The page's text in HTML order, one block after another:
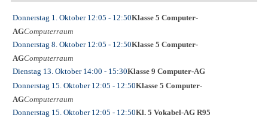
Donnerstag 1. Oktober12:05 - 12:50Klasse 5 Computer-
AGComputerraum
Donnerstag 8. Oktober12:05 - 12:50Klasse 5 Computer-
AGComputerraum
Dienstag 13. Oktober14:00 - 15:30Klasse 9 Computer-AG
Donnerstag 15. Oktober12:05 - 12:50Klasse 5 Computer-
AGComputerraum
Donnerstag 15. Oktober12:05 - 12:50Kl. 5 Vokabel-AG R95